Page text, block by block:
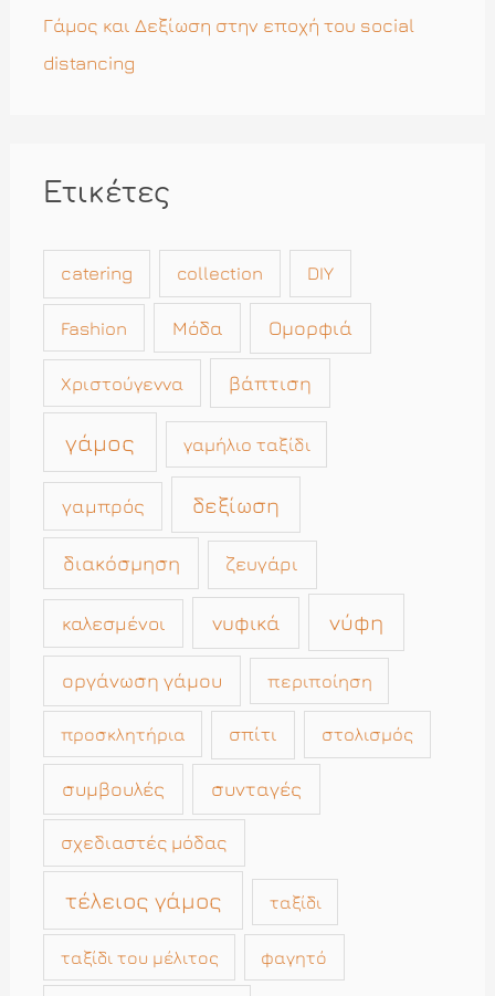
Γάμος και Δεξίωση στην εποχή του social
distancing
Ετικέτες
catering collection DIY
Fashion Μόδα Ομορφιά
Χριστούγεννα βάπτιση
γάμος γαμήλιο ταξίδι
γαμπρός δεξίωση
διακόσμηση ζευγάρι
καλεσμένοι νυφικά νύφη
οργάνωση γάμου περιποίηση
προσκλητήρια σπίτι στολισμός
συμβουλές συνταγές
σχεδιαστές μόδας
τέλειος γάμος ταξίδι
ταξίδι του μέλιτος φαγητό